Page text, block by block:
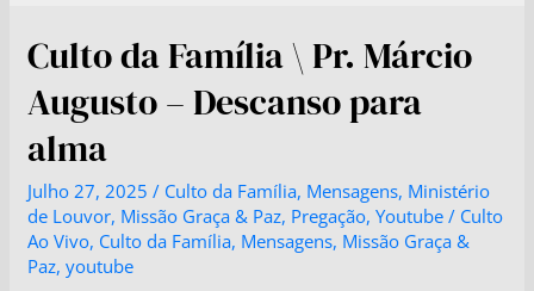
Culto da Família \ Pr. Márcio
Augusto – Descanso para
alma
Julho 27, 2025 / Culto da Família, Mensagens, Ministério
de Louvor, Missão Graça & Paz, Pregação,Youtube / Culto
Ao Vivo, Culto da Família, Mensagens, Missão Graça &
Paz,youtube